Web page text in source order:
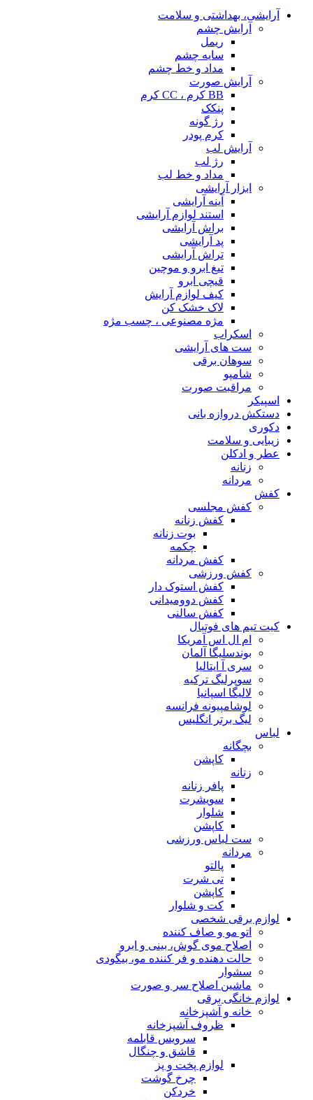
آرایشی، بهداشتی و سلامت
آرایش چشم
ریمل
سایه چشم
مداد و خط چشم
آرایش صورت
BB کرم ، CC کرم
پنکک
رژ گونه
کرم پودر
آرایش لب
رژ لب
مداد و خط لب
ابزار آرایشی
آینه آرایشی
استند لوازم آرایشی
براش آرایشی
پد آرایشی
تراش آرایشی
تیغ ابرو و موچین
قیچی ابرو
کیف لوازم آرایش
لاک خشک کن
مژه مصنوعی ، چسب مژه
اسکراب
ست های آرایشی
سوهان برقی
شامپو
مراقبت صورت
اسپیکر
دستکش دروازه بانی
دکوری
زیبایی و سلامت
عطر و ادکلن
زنانه
مردانه
کفش
کفش مجلسی
کفش زنانه
بوت زنانه
چکمه
کفش مردانه
کفش ورزشی
کفش استوک دار
کفش دوومیدانی
کفش سالنی
کیت تیم های فوتبال
ام ال اس آمریکا
بوندسلیگا آلمان
سری آ ایتالیا
سوپرلیگ ترکیه
لالیگا اسپانیا
لوشامپیونه فرانسه
لیگ برتر انگلیس
لباس
بچگانه
کاپشن
زنانه
پافر زنانه
سویشرت
شلوار
کاپشن
ست لباس ورزشی
مردانه
پالتو
تی شرت
کاپشن
کت و شلوار
لوازم برقی شخصی
اتو مو و صاف کننده
اصلاح موی گوش، بینی و ابرو
حالت دهنده و فر کننده مو، بیگودی
سشوار
ماشین اصلاح سر و صورت
لوازم خانگی برقی
خانه و آشپزخانه
ظروف آشپزخانه
سرویس قابلمه
قاشق و چنگال
لوازم پخت و پز
چرخ گوشت
خردکن